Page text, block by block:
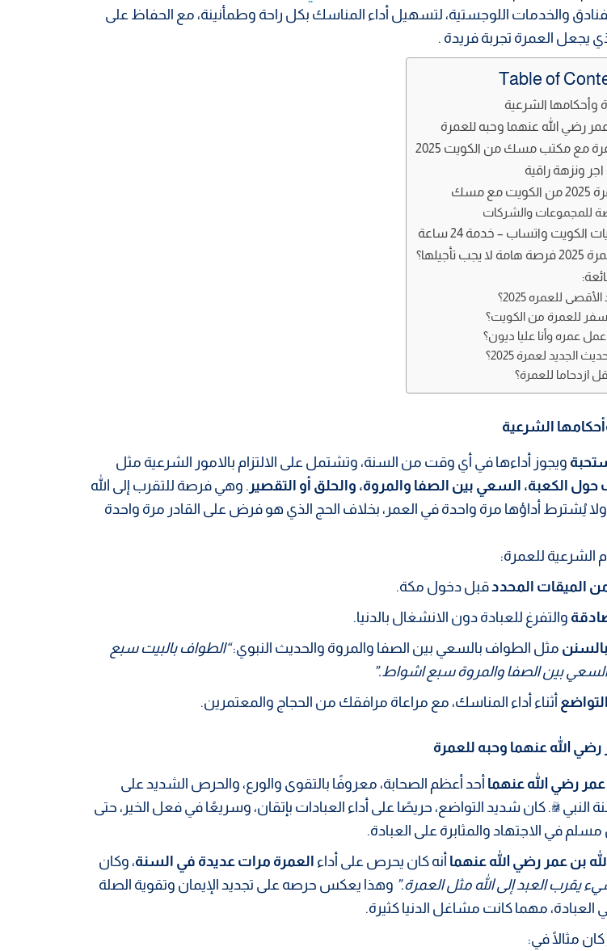
والخدمات اللوجستية، لتسهيل أداء المناسك بكل راحة وطمأنينة، مع الحفاظ على
يجعل العمرة تجربة فريدة .
Table of
وأحكامها الشرعية
عمر رضي الله عنهما وحبه للعمرة
مع مكتب مسك من الكويت 2025
ونزهة راقية
مسك
للمجموعات والشركات
واتساب – خدمة 24 ساعة
تأجيلها؟
الشرعية
ويجوز أداءها في أي وقت من السنة، وتشتمل على الالتزام بالامور الشرعية مثل
حول الكعبة، السعي بين الصفا والمروة، والحلق أو التقصير . وهي فرصة للتقرب إلى الله
ولا يُشترط أداؤها مرة واحدة في العمر، بخلاف الحج الذي هو فرض على القادر مرة واحدة
الشرعية للعمرة:
من الميقات المحددقبل دخول مكة.
والتفرغ للعبادة دون الانشغال بالدنيا.
بالسنن مثل الطواف بالسعي بين الصفا والمروة والحديث النبوي:“الطواف بالبيت سبع
بين الصفا والمروة سبع اشواط.”
أثناء أداء المناسك، مع مراعاة مرافقك من الحجاج والمعتمرين.
رضي الله عنهما وحبه للعمرة
عمر رضي الله عنهما أحد أعظم الصحابة، معروفًا بالتقوى والورع، والحرص الشديد على
النبي ﷺ. كان شديد التواضع، حريصًا على أداء العبادات بإتقان، وسريعًا في فعل الخير، حتى
في الاجتهاد والمثابرة على العبادة.
بن عمر رضي الله عنهما أنه كان يحرص على أداء العمرة مرات عديدة في السنة، وكان
يقرب العبد إلى الله مثل العمرة.” وهذا يعكس حرصه على تجديد الإيمان وتقوية الصلة
في العبادة، مهما كانت مشاغل الدنيا كثيرة.
كان مثالًا في: